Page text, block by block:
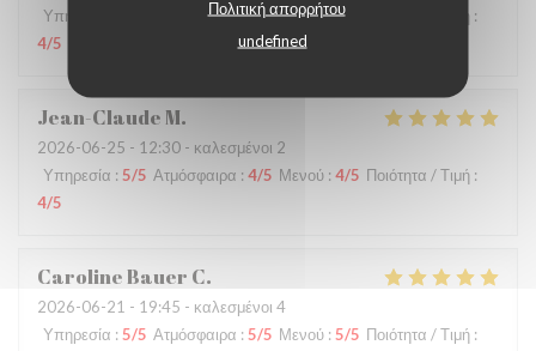
Πολιτική απορρήτου
undefined
Υπηρεσία
Ατμόσφαιρα:5/5 Μενού:4/5 Ποιότητα / Τιμή :
4/5
Jean-Claude M
2026-06-25 - 12:30 - καλεσμένοι 2
Υπηρεσία : 5/5 Ατμόσφαιρα : 4/5 Μενού : 4/5 Ποιότητα / Τιμή :
4/5
Caroline Bauer C
2026-06-21 - 19:45 - καλεσμένοι 4
Υπηρεσία : 5/5 Ατμόσφαιρα : 5/5 Μενού : 5/5 Ποιότητα / Τιμή :